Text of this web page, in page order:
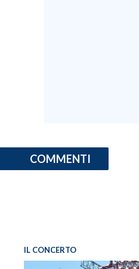
COMMENTI
IL CONCERTO